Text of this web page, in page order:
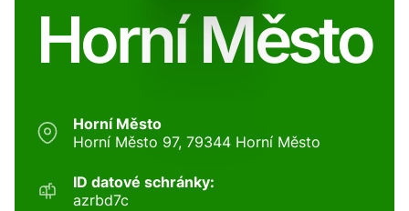
Horní Město
Horní Město
Horní Město 97, 79344 Horní Město
ID datové schránky:
azrbd7c